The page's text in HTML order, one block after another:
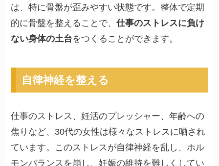
は、特に骨盤が歪みやすい状態です。整体で定期
的に骨盤を整えることで、仕事のストレスに負け
ない身体の土台をつくることができます。
自律神経を整える
仕事のストレス、妊活のプレッシャー、年齢への
焦りなど、30代の女性は様々なストレスに晒され
ています。このストレスが自律神経を乱し、ホル
モンバランスを崩し、妊娠の維持を難しくしてい